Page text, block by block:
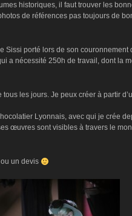
historiques, il faut trouver les
de références pas toujours de
Sissi porté lors de son couronnement
a nécessité 250h de travail, dont la
les jours. Je peux créer à partir
Lyonnais, avec qui je crée
œuvres sont visibles à travers le
un devis